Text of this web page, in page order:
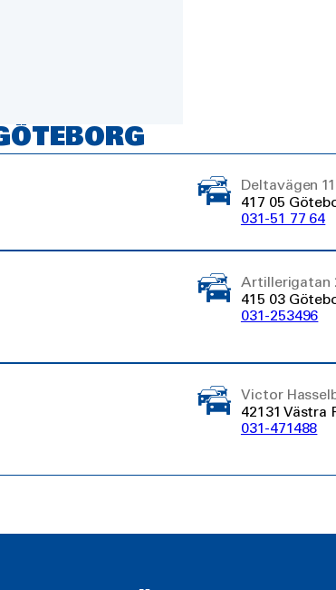
Deltavägen
417 05
031-51 77 64
Artillerigatan
415 03
031-253496
Victor
42131 Västra
031-471488